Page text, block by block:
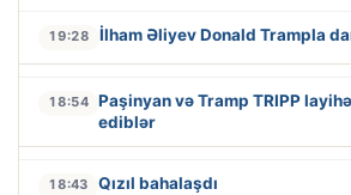
19:28 İlham Əliyev Donald Trampla
18:54 Paşinyan və Tramp TRIPP
ediblər
18:43 Qızıl bahalaşdı